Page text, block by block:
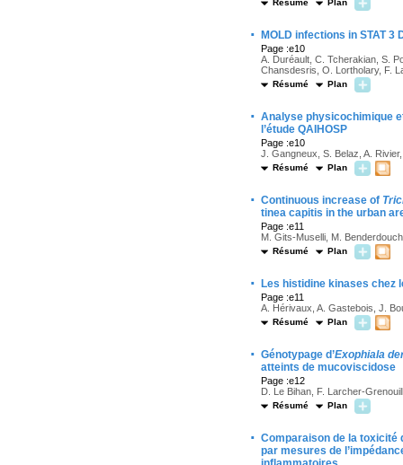
Résumé Plan
· MOLD infections in STAT 3
Page :e10
A. Duréault, C. Tcherakian, S.
Chansdesris, O. Lortholary, F.
Résumé Plan
· Analyse physicochimique
l’étude QAIHOSP
Page :e10
J. Gangneux, S. Belaz, A.
Résumé Plan
· Continuous increase of
tinea capitis in the urban
Page :e11
M. Gits-Muselli, M.
Résumé Plan
· Les histidine kinases chez
Page :e11
A. Hérivaux, A. Gastebois, J.
Résumé Plan
· Génotypage d’Exophiala
atteints de mucoviscidose
Page :e12
D. Le Bihan, F. Larcher-
Résumé Plan
· Comparaison de la toxicité
par mesures de